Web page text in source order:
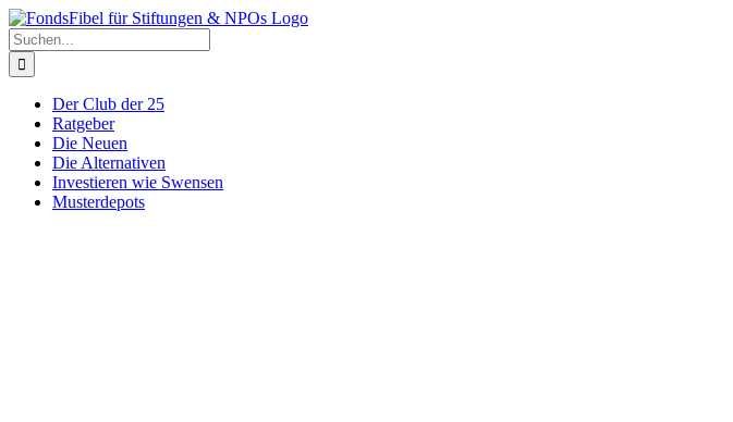
Zum
Inhalt
springen
Suche
nach:
Der Club der 25
Ratgeber
Die Neuen
Die Alternativen
Investieren wie Swensen
Musterdepots